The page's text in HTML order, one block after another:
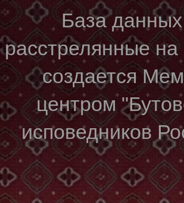
База
расстрелянные на
создается
центром
исповедников